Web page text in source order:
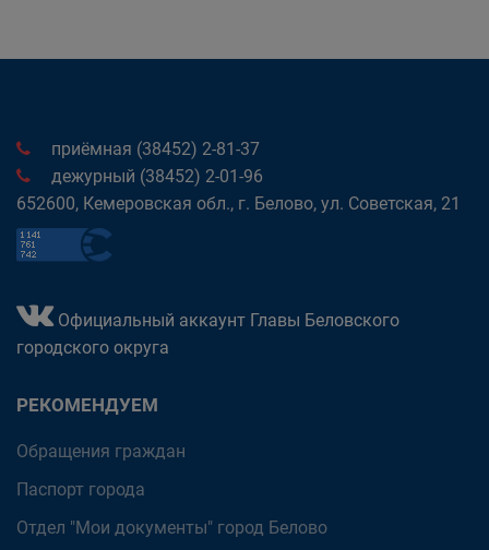
приёмная (38452) 2-81-37
дежурный (38452) 2-01-96
652600, Кемеровская обл., г. Белово, ул. Советская, 21
Официальный аккаунт Главы Беловского
городского округа
РЕКОМЕНДУЕМ
Обращения граждан
Паспорт города
Отдел "Мои документы" город Белово